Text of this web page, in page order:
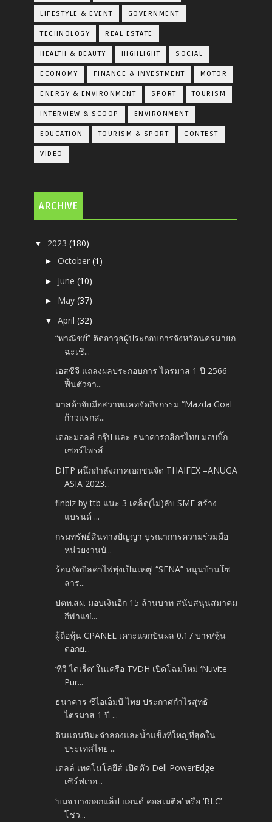
LIFESTYLE & EVENT GOVERNMENT
TECHNOLOGY REAL ESTATE
HEALTH & BEAUTY HIGHLIGHT SOCIAL
ECONOMY FINANCE & INVESTMENT MOTOR
ENERGY & ENVIRONMENT SPORT TOURISM
INTERVIEW & SCOOP ENVIRONMENT
EDUCATION TOURISM & SPORT CONTEST
VIDEO
ARCHIVE
▼ 2023(180)
►October(1)
► June(10)
► May(37)
▼April(32)
“พาณิชย์” ติดอาวุธผู้ประกอบการจังหวัดนครนายก
ฉะเชิ...
เอสซีจี แถลงผลประกอบการ ไตรมาส 1 ปี 2566
ฟื้นตัวจา...
มาสด้าจับมือสวาทแคทจัดกิจกรรม “Mazda Goal
ก้าวแรกส...
เดอะมอลล์ กรุ๊ป และ ธนาคารกสิกรไทย มอบบิ๊ก
เซอร์ไพรส์
DITP ผนึกกำลังภาคเอกชนจัด THAIFEX –ANUGA
ASIA 2023...
finbiz by ttb แนะ 3 เคล็ด(ไม่)ลับ SME สร้าง
แบรนด์ ...
กรมทรัพย์สินทางปัญญา บูรณาการความร่วมมือ
หน่วยงานบั...
ร้อนจัดบิลค่าไฟพุ่งเป็นเหตุ! “SENA” หนุนบ้านโซ
ลาร...
ปตท.สผ. มอบเงินอีก 15 ล้านบาท สนับสนุนสมาคม
กีฬาแข่...
ผู้ถือหุ้น CPANEL เคาะแจกปันผล 0.17 บาท/หุ้น
ตอกย...
‘ทีวี ไดเร็ค’ ในเครือ TVDH เปิดโฉมใหม่ ‘Nuvite
Pur...
ธนาคาร ซีไอเอ็มบี ไทย ประกาศกำไรสุทธิ
ไตรมาส 1 ปี ...
ดินแดนหิมะจำลองและน้ำแข็งที่ใหญ่ที่สุดใน
ประเทศไทย ...
เดลล์ เทคโนโลยีส์ เปิดตัว Dell PowerEdge
เซิร์ฟเวอ...
‘บมจ.บางกอกแล็ป แอนด์ คอสเมติค’ หรือ ‘BLC’
โชว...